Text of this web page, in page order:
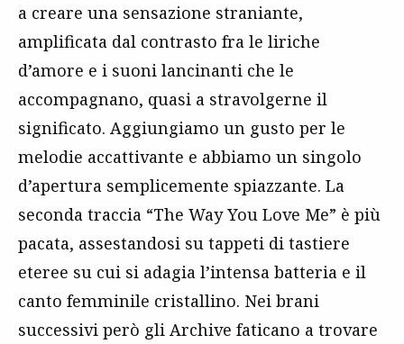
a creare una sensazione straniante,
amplificata dal contrasto fra le liriche
d’amore e i suoni lancinanti che le
accompagnano, quasi a stravolgerne il
significato. Aggiungiamo un gusto per le
melodie accattivante e abbiamo un singolo
d’apertura semplicemente spiazzante. La
seconda traccia “The Way You Love Me” è più
pacata, assestandosi su tappeti di tastiere
eteree su cui si adagia l’intensa batteria e il
canto femminile cristallino. Nei brani
successivi però gli Archive faticano a trovare